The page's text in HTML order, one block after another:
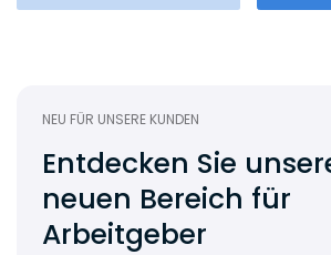
NEU FÜR UNSERE KUNDEN
Entdecken Sie
neuen Bereich für
Arbeitgeber